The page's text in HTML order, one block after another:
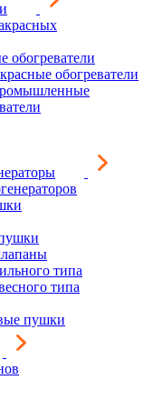
обогреватели
обогреватели
типа
типа
пушки